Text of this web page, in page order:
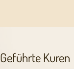
Geführte Kuren